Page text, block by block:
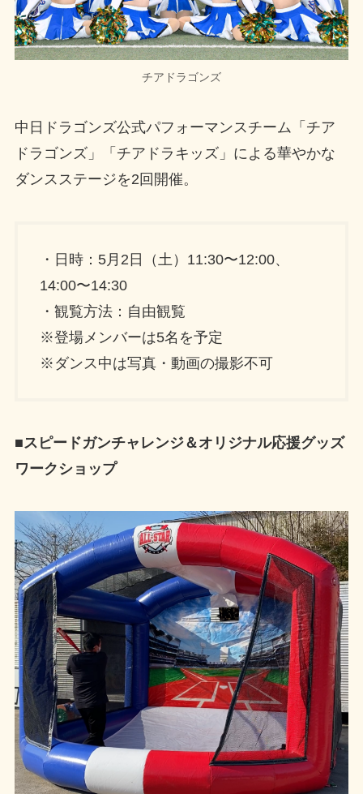
チアドラゴンズ
中日ドラゴンズ公式パフォーマンスチーム「チア
ドラゴンズ」「チアドラキッズ」による華やかな
ダンスステージを2回開催。
・日時：5月2日（土）11:30〜12:00、
14:00〜14:30
・観覧方法：自由観覧
※登場メンバーは5名を予定
※ダンス中は写真・動画の撮影不可
■スピードガンチャレンジ＆オリジナル応援グッズ
ワークショップ